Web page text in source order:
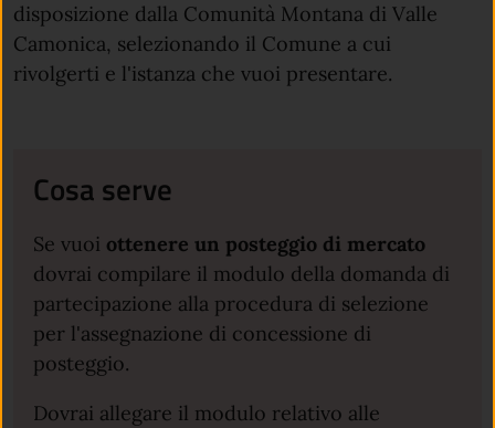
disposizione dalla Comunità Montana di Valle
Camonica, selezionando il Comune a cui
rivolgerti e l'istanza che vuoi presentare.
Cosa serve
Se vuoi ottenere un posteggio di mercato
dovrai compilare il modulo della domanda di
partecipazione alla procedura di selezione
per l'assegnazione di concessione di
posteggio.
Dovrai allegare il modulo relativo alle